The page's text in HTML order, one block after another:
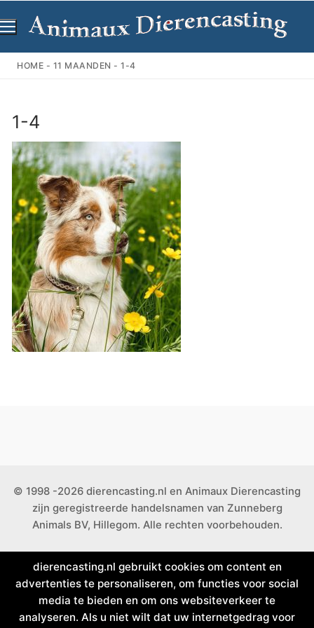
naar
inhoud
HOME - 11 MAANDEN -1-4
1-4
© 1998 -2026 dierencasting.nl en Animaux Dierencasting
zijn geregistreerde handelsnamen van Zunneberg
Animals BV, Hillegom. Alle rechten voorbehouden.
dierencasting.nl gebruikt cookies om content en
advertenties te personaliseren, om functies voor social
media te bieden en om ons websiteverkeer te
analyseren. Als u niet wilt dat uw internetgedrag voor